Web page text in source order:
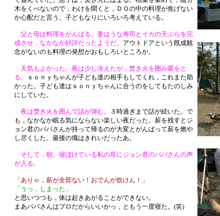
木をくべないので，わけを聞くと，ＤＯの中の料理が焦げない
か心配だと言う。子どもなりにいろいろ考えている。
父と母は料理をがんばる。妻はうな寿司とイカの天ぷらを完
成させ，なかなか好評だったようだ。 アウトドアという既成観
念がないのも料理の発想がおもしろいところか。
天気もよかった。夜は少し冷えたが，焚き火を囲み暖をと
る。
ｓｏｎｙちゃんが子ども達の相手もしてくれ，これまた助
かった。子ども達はｓｏｎｙちゃんに合うのをしてもたのしみ
にしていた。
夜は焚き火を囲んで話が弾む。
３時過ぎまで話が続いた。で
も，なかなか眠る気にならない楽しい夜だった。薪を残すとジ
ョン君のパパさんが持って帰るのが大変とがんばって薪を燃や
し尽くした。最後の熾はきれいだったあ。
そして，朝。寝ぼけている私の耳にジョン君のパパさんの声
が入る。
「ありゃ，薪が全部ない！おでんが炊けん！」
「うっ，しまった」
と思いつつも，体は起きあがることができない。
まあパパさんはプロだからいいかっ，ともう一度寝た。(笑)